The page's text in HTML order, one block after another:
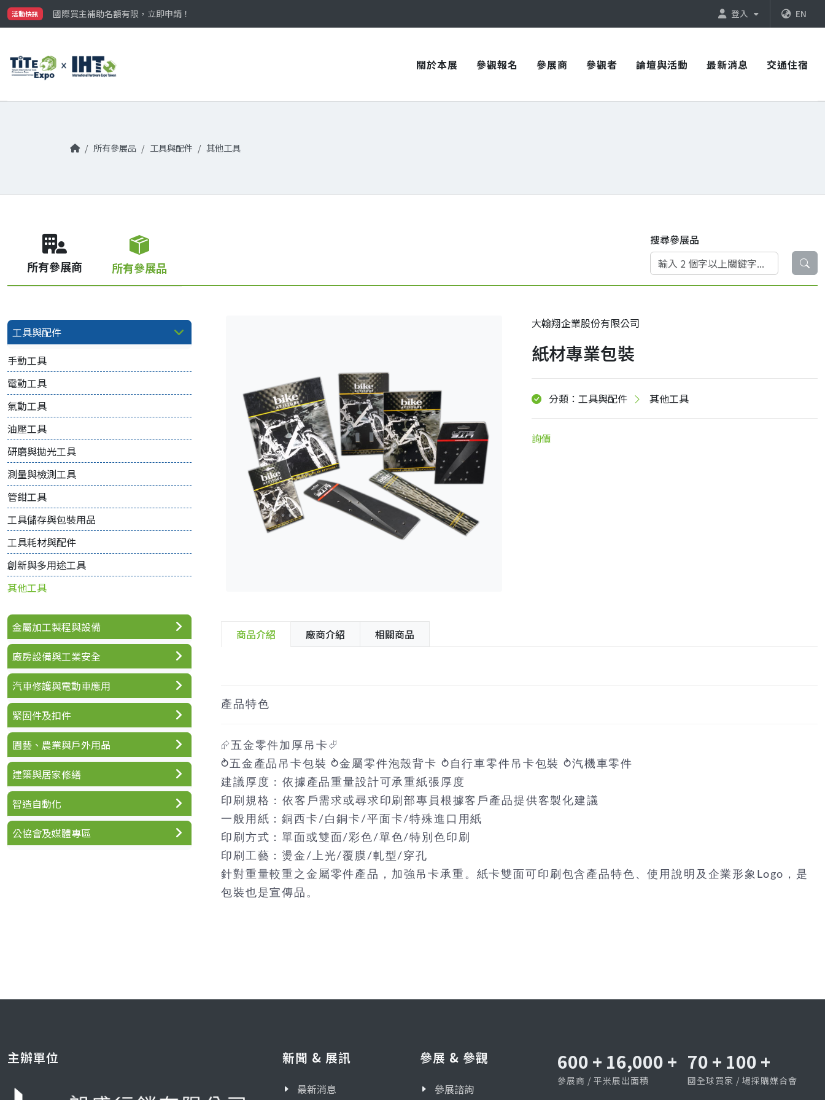
活動快訊
國際買主補助名額有限，立即申請！
參觀門票開放申請中‼️
登入 EN
關於本展 參觀報名 參展商 參觀者 論壇與活動 最新消息 交通住宿
所有參展品 工具與配件 其他工具
所有參展商 所有參展品
搜尋參展品
大翰翔企業股份有限公司
紙材專業包裝
分類：工具與配件 其他工具
詢價
商品介紹 廠商介紹 相關商品
產品特色
⮳五金零件加厚吊卡⮰
⥁五金產品吊卡包裝 ⥁金屬零件泡殼背卡 ⥁自行車零件吊卡包裝 ⥁汽機車零件
建議厚度 : 依據產品重量設計可承重紙張厚度
印刷規格 : 依客戶需求或尋求印刷部專員根據客戶產品提供客製化建議
一般用紙：銅西卡/白銅卡/平面卡/特殊進口用紙
印刷方式：單面或雙面/彩色/單色/特別色印刷
印刷工藝：燙金/上光/覆膜/軋型/穿孔
針對重量較重之金屬零件產品，加強吊卡承重。紙卡雙面可印刷包含產品特色、使用說明及企業形象Logo，是
包裝也是宣傳品。
工具與配件
手動工具
電動工具
氣動工具
油壓工具
研磨與拋光工具
測量與檢測工具
管鉗工具
工具儲存與包裝用品
工具耗材與配件
創新與多用途工具
其他工具
金屬加工製程與設備
廠房設備與工業安全
汽車修護與電動車應用
緊固件及扣件
園藝、農業與戶外用品
建築與居家修繕
智造自動化
公協會及媒體專區
主辦單位 新聞 & 展訊
最新消息
參展 & 參觀
參展諮詢
600 + 16,000 +
參展商 / 平米展出面積
70 + 100 +
國全球買家 / 場採購媒合會